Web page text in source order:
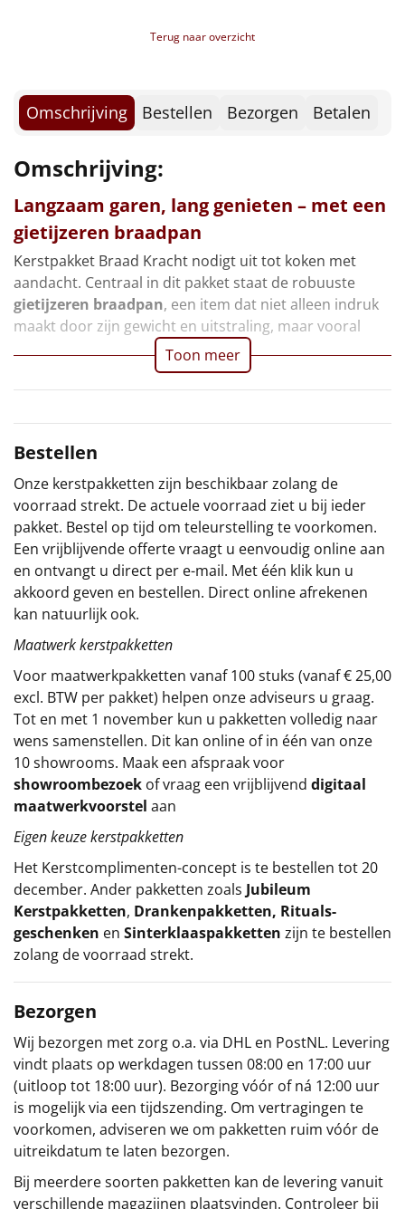
NIEUW
Noodradio NIEUW
Deken (fleece plaid)
Alle artikelen
Overige
Ideeën
Doe het zelf
Sinterklaaspakketten
Particulier
Kerstgeschenken 2026
Relatiegeschenken
Cadeaubon
Per stuk
Alle overige
Terug naar overzicht
Omschrijving Bestellen Bezorgen Betalen
Omschrijving:
Langzaam garen, lang genieten – met een
gietijzeren braadpan
Kerstpakket Braad Kracht nodigt uit tot koken met
aandacht. Centraal in dit pakket staat de robuuste
gietijzeren braadpan, een item dat niet alleen indruk
maakt door zijn gewicht en uitstraling, maar vooral
Toon meer
Bestellen
Onze kerstpakketten zijn beschikbaar zolang de
voorraad strekt. De actuele voorraad ziet u bij ieder
pakket. Bestel op tijd om teleurstelling te voorkomen.
Een vrijblijvende offerte vraagt u eenvoudig online aan
en ontvangt u direct per e-mail. Met één klik kun u
akkoord geven en bestellen. Direct online afrekenen
kan natuurlijk ook.
Maatwerk kerstpakketten
Voor maatwerkpakketten vanaf 100 stuks (vanaf € 25,00
excl. BTW per pakket) helpen onze adviseurs u graag.
Tot en met 1 november kun u pakketten volledig naar
wens samenstellen. Dit kan online of in één van onze
10 showrooms. Maak een afspraak voor
showroombezoek of vraag een vrijblijvend digitaal
maatwerkvoorstel aan
Eigen keuze kerstpakketten
Het Kerstcomplimenten-concept is te bestellen tot 20
december. Ander pakketten zoals Jubileum
Kerstpakketten, Drankenpakketten, Rituals-
geschenken en Sinterklaaspakketten zijn te bestellen
zolang de voorraad strekt.
Bezorgen
Wij bezorgen met zorg o.a. via DHL en PostNL. Levering
vindt plaats op werkdagen tussen 08:00 en 17:00 uur
(uitloop tot 18:00 uur). Bezorging vóór of ná 12:00 uur
is mogelijk via een tijdszending. Om vertragingen te
voorkomen, adviseren we om pakketten ruim vóór de
uitreikdatum te laten bezorgen.
Bij meerdere soorten pakketten kan de levering vanuit
verschillende magazijnen plaatsvinden. Controleer bij